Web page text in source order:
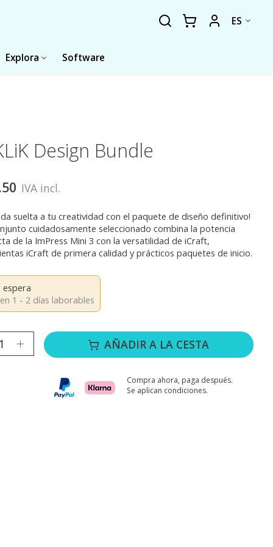
ES
Explora Software
Design Bundle
IVA incl.
suelta a tu creatividad con el paquete de diseño definitivo!
cuidadosamente seleccionado combina la potencia
de la ImPress Mini 3 con la versatilidad de iCraft,
iCraft de primera calidad y prácticos paquetes de inicio.
espera
1 - 2 días laborables
AÑADIR A LA CESTA
Compra ahora, paga después.
Se aplican condiciones.